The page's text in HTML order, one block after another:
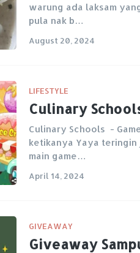
warung ada laksam
pula nak b…
August 20, 2024
LIFESTYLE
Culinary
Culinary Schools -
ketikanya Yaya teringin
main game…
April 14, 2024
GIVEAWAY
Giveaway